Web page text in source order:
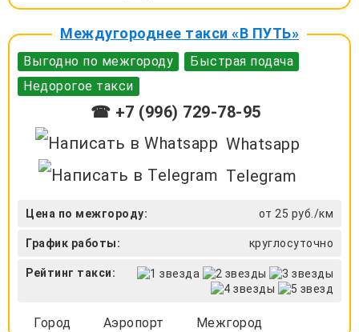
Междугороднее такси «В ПУТЬ»
Выгодно по межгороду
Быстрая подача
Недорогое такси
☎ +7 (996) 729-78-95
Whatsapp
Telegram
Цена по межгороду: от 25 руб./км
График работы: круглосуточно
Рейтинг такси:
Город Аэропорт Межгород